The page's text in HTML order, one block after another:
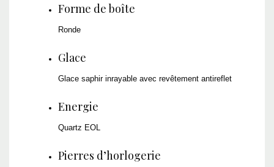
Forme de boîte
Ronde
Glace
Glace saphir inrayable avec revêtement antireflet
Energie
Quartz EOL
Pierres d’horlogerie